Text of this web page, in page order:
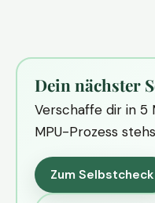
Dein nächster
Verschaffe dir in 5
MPU-Prozess
Zum Selbstcheck